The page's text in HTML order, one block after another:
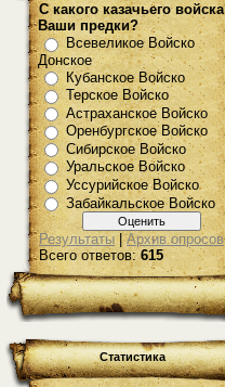
С какого казачьего войска
Ваши предки?
Всевеликое Войско
Донское
Кубанское Войско
Терское Войско
Астраханское Войско
Оренбургское Войско
Сибирское Войско
Уральское Войско
Уссурийское Войско
Забайкальское Войско
Результаты|Архив опросов
Всего ответов:615
Статистика